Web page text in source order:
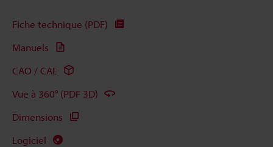
Fiche technique (PDF)
Manuels
CAO / CAE
Vue à 360° (PDF 3D)
Dimensions
Logiciel